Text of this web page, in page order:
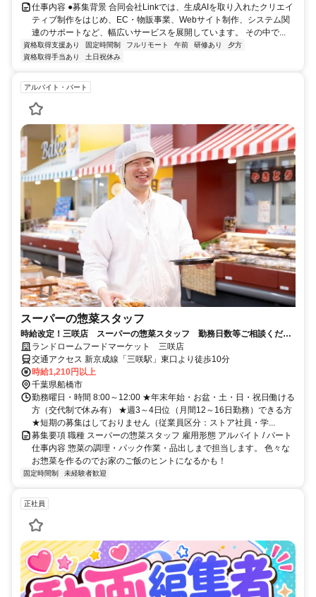
仕事内容 ●募集背景 合同会社Linkでは、生成AIを取り入れたクリエイ
ティブ制作をはじめ、EC・物販事業、Webサイト制作、システム関
連のサポートなど、幅広いサービスを展開しています。 その中で...
資格取得支援あり 固定時間制 フルリモート 午前 研修あり
夕方
資格取得手当あり
土日祝休み
アルバイト・パート
スーパーの惣菜スタッフ
時給改定！三咲店 スーパーの惣菜スタッフ 勤務日数等ご相談くださ
い 未経験者歓迎
ランドロームフードマーケット 三咲店
交通アクセス 新京成線「三咲駅」東口より徒歩10分
時給1,210円以上
千葉県船橋市
勤務曜日・時間 8:00～12:00 ★年末年始・お盆・土・日・祝日働ける
方（交代制で休み有） ★週3～4日位（月間12～16日勤務）できる方
★短期の募集はしておりません（従業員区分：ストア社員・学...
募集要項 職種 スーパーの惣菜スタッフ 雇用形態 アルバイト / パート
仕事内容 惣菜の調理・パック作業・品出しまで担当します。 色々な
お惣菜を作るのでお家のご飯のヒントになるかも！
固定時間制 未経験者歓迎
正社員